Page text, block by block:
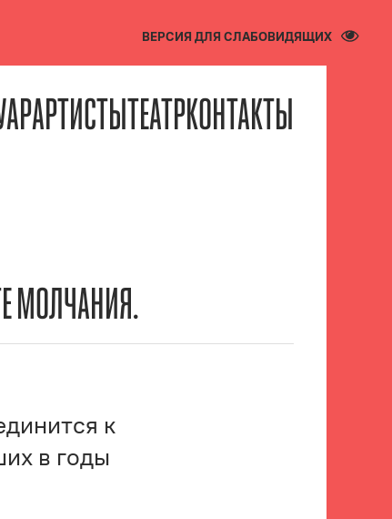
ВЕРСИЯ ДЛЯ СЛАБОВИДЯЩИХ
АРТИСТЫТЕАТРКОНТАКТЫ
МОЛЧАНИЯ.
к
в годы